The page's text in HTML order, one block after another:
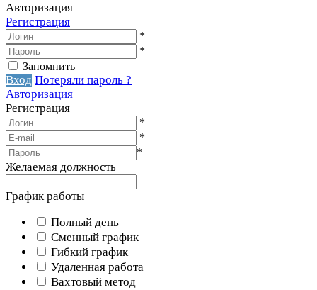
Авторизация
Регистрация
*
*
Запомнить
Вход Потеряли пароль ?
Авторизация
Регистрация
*
*
*
Желаемая должность
График работы
Полный день
Сменный график
Гибкий график
Удаленная работа
Вахтовый метод